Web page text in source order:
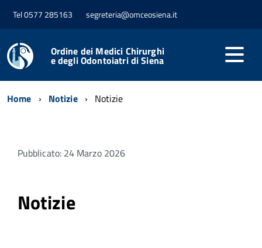
Tel 0577 285163 segreteria@omceosiena.it
Ordine dei Medici Chirurghi
e degli Odontoiatri di Siena
Home Notizie Notizie
Pubblicato: 24 Marzo 2026
Notizie